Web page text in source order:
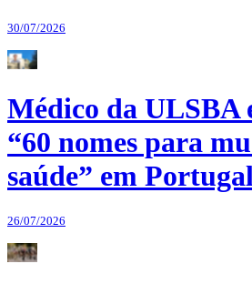
30/07/2026
Médico da ULSBA
“60 nomes para
saúde” em Portugal
26/07/2026